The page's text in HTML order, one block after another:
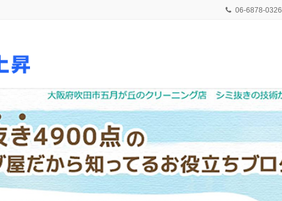
06-6878-0326